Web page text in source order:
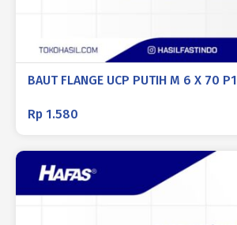
BAUT FLANGE UCP PUTIH M 6 X 70
Rp 1.580